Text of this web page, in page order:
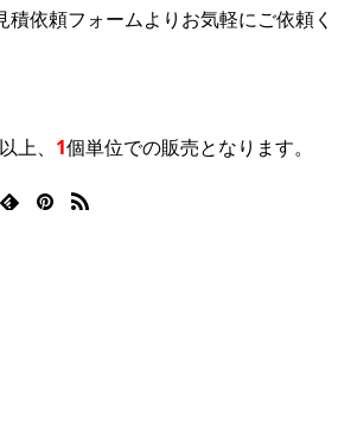
積依頼フォームよりお気軽にご依頼く
上、 1個単位での販売となります。